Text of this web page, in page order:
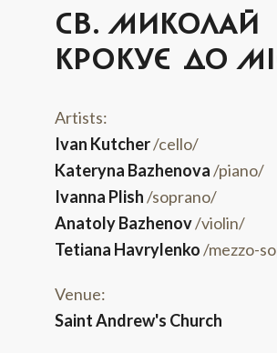
СВ. МИКОЛАЙ
КРОКУЄ ДО
Artists:
Ivan Kutcher/cello/
Kateryna Bazhenova/piano/
Ivanna Plish/soprano/
Anatoly Bazhenov/violin/
Tetiana Havrylenko/mezzo-
Venue:
Saint Andrew's Church